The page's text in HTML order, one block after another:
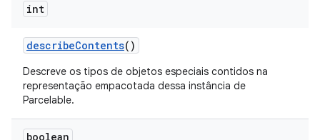
int
describeContents()
Descreve os tipos de objetos especiais contidos na
representação empacotada dessa instância de
Parcelable.
boolean